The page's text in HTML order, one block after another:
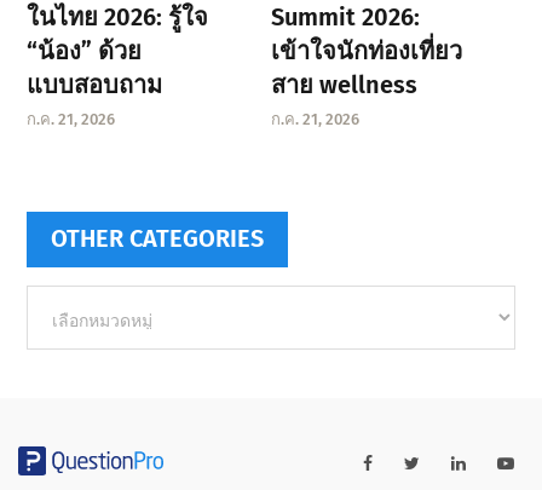
ในไทย 2026: รู้ใจ
“น้อง” ด้วย
แบบสอบถาม
ก.ค. 21, 2026
Summit 2026:
เข้าใจนักท่องเที่ยว
สาย wellness
ก.ค. 21, 2026
OTHER CATEGORIES
categories